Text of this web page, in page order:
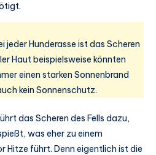
jeder Hunderasse ist das Scheren
Haut beispielsweise könnten
einen starken Sonnenbrand
kein Sonnenschutz.
das Scheren des Fells dazu,
was eher zu einem
Hitze führt. Denn eigentlich ist die